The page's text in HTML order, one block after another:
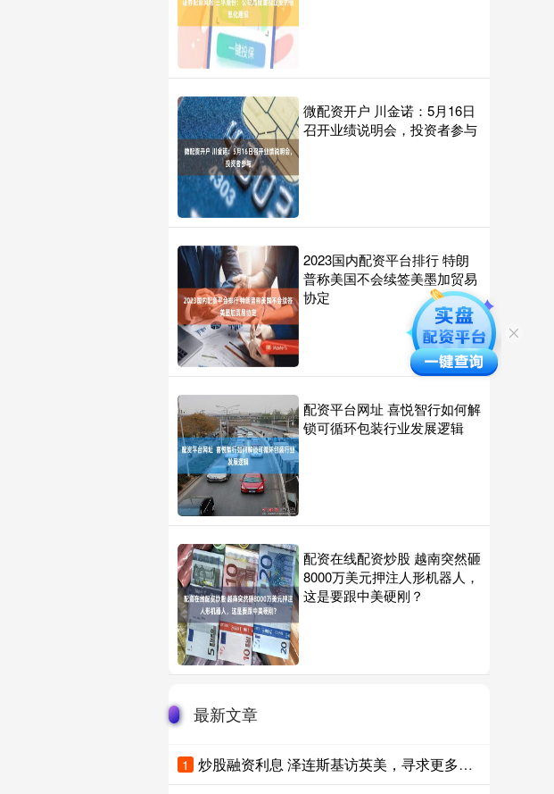
微配资开户 川金诺：5月16日
召开业绩说明会，投资者参与
2023国内配资平台排行 特朗
普称美国不会续签美墨加贸易
协定
配资平台网址 喜悦智行如何解
锁可循环包装行业发展逻辑
配资在线配资炒股 越南突然砸
8000万美元押注人形机器人，
这是要跟中美硬刚？
最新文章
1
炒股融资利息 泽连斯基访英美，寻求更多支援